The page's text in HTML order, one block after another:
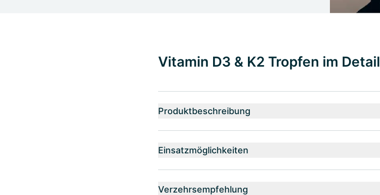
Vitamin D3 & K2 Tropfen im Detail
Produktbeschreibung
Einsatzmöglichkeiten
Verzehrsempfehlung